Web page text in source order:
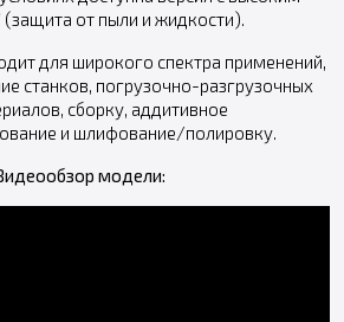
от пыли и жидкости).
для широкого спектра применений,
станков, погрузочно-разгрузочных
сборку, аддитивное
и шлифование/полировку.
модели: